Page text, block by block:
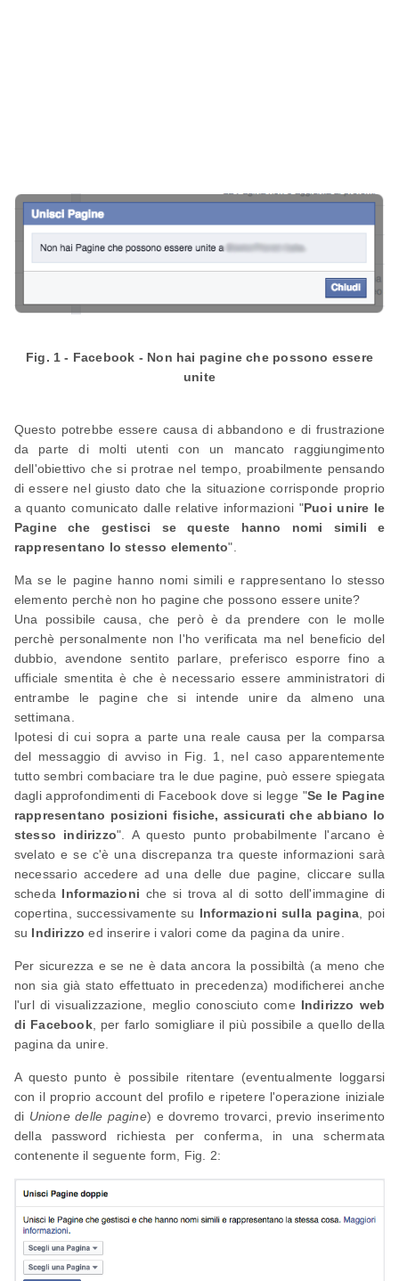
Fig. 1 - Facebook - Non hai pagine che possono essere
unite
Questo potrebbe essere causa di abbandono e di frustrazione
da parte di molti utenti con un mancato raggiungimento
dell'obiettivo che si protrae nel tempo, proabilmente pensando
di essere nel giusto dato che la situazione corrisponde proprio
a quanto comunicato dalle relative informazioni "Puoi unire le
Pagine che gestisci se queste hanno nomi simili e
rappresentano lo stesso elemento".
Ma se le pagine hanno nomi simili e rappresentano lo stesso
elemento perchè non ho pagine che possono essere unite?
Una possibile causa, che però è da prendere con le molle
perchè personalmente non l'ho verificata ma nel beneficio del
dubbio, avendone sentito parlare, preferisco esporre fino a
ufficiale smentita è che è necessario essere amministratori di
entrambe le pagine che si intende unire da almeno una
settimana.
Ipotesi di cui sopra a parte una reale causa per la comparsa
del messaggio di avviso in Fig. 1, nel caso apparentemente
tutto sembri combaciare tra le due pagine, può essere spiegata
dagli approfondimenti di Facebook dove si legge "Se le Pagine
rappresentano posizioni fisiche, assicurati che abbiano lo
stesso indirizzo". A questo punto probabilmente l'arcano è
svelato e se c'è una discrepanza tra queste informazioni sarà
necessario accedere ad una delle due pagine, cliccare sulla
scheda Informazioni che si trova al di sotto dell'immagine di
copertina, successivamente su Informazioni sulla pagina, poi
su Indirizzo ed inserire i valori come da pagina da unire.
Per sicurezza e se ne è data ancora la possibiltà (a meno che
non sia già stato effettuato in precedenza) modificherei anche
l'url di visualizzazione, meglio conosciuto come Indirizzo web
di Facebook, per farlo somigliare il più possibile a quello della
pagina da unire.
A questo punto è possibile ritentare (eventualmente loggarsi
con il proprio account del profilo e ripetere l'operazione iniziale
di Unione delle pagine) e dovremo trovarci, previo inserimento
della password richiesta per conferma, in una schermata
contenente il seguente form, Fig. 2: